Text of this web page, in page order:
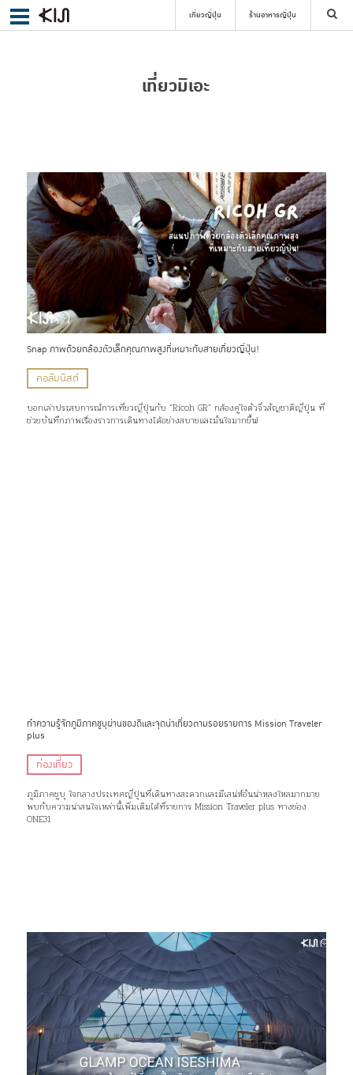
เที่ยวญี่ปุ่น ร้านอาหารญี่ปุ่น
ค้นหา
เที่ยวมิเอะ
Snap ภาพด้วยกล้องตัวเล็กคุณภาพสูงที่เหมาะกับสายเที่ยวญี่ปุ่น!
คอลัมนิสต์
บอกเล่าประสบการณ์การเที่ยวญี่ปุ่นกับ “Ricoh GR” กล้องคู่ใจตัวจิ๋วสัญชาติญี่ปุ่น ที่
ช่วยบันทึกภาพเรื่องราวการเดินทางได้อย่างสบายและมั่นใจมากขึ้น!
ทำความรู้จักภูมิภาคชูบุผ่านของดีและจุดน่าเที่ยวตามรอยรายการ Mission Traveler
plus
ท่องเที่ยว
ภูมิภาคชูบุ ใจกลางประเทศญี่ปุ่นที่เดินทางสะดวกและมีเสน่ห์อันน่าหลงใหลมากมาย
พบกับความน่าสนใจเหล่านี้เพิ่มเติมได้ที่รายการ Mission Traveler plus ทางช่อง
ONE31